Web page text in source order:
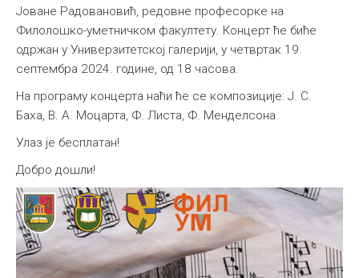
Јоване Радовановић, редовне професорке на
Филолошко-уметничком факултету. Концерт ће биће
одржан у Универзитетској галерији, у четвртак 19.
септембра 2024. године, од 18 часова.
На програму концерта наћи ће се композиције: Ј. С.
Баха, В. А. Моцарта, Ф. Листа, Ф. Менделсона
Улаз је бесплатан!
Добро дошли!